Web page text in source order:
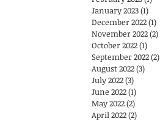
January 2023(1)
December 2022(1)
November 2022(2)
October 2022(1)
September 2022(2)
August 2022(3)
July 2022(3)
June 2022(1)
May 2022(2)
April 2022(2)